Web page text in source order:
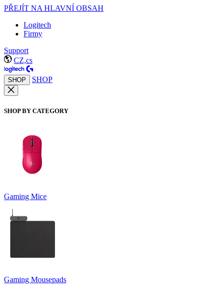
PŘEJÍT NA HLAVNÍ OBSAH
Logitech
Firmy
Support
CZ,cs
SHOP SHOP
SHOP BY CATEGORY
Gaming Mice
Gaming Mousepads